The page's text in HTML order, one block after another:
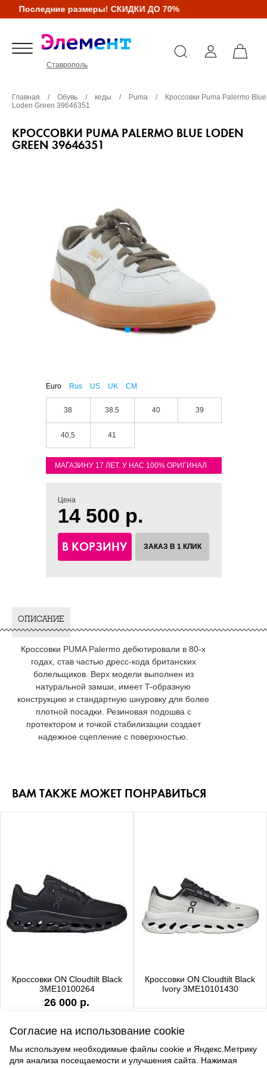
Последние размеры! СКИДКИ ДО 70%
Ставрополь
Главная / Обувь / кеды / Puma /
Кроссовки Puma Palermo Blue
Loden Green 39646351
КРОССОВКИ PUMA PALERMO BLUE LODEN
GREEN 39646351
Euro Rus US UK CM
38 38.5 40 39
40,5 41
МАГАЗИНУ 17 ЛЕТ. У НАС 100% ОРИГИНАЛ
Цена
14 500 р.
В КОРЗИНУ ЗАКАЗ В 1 КЛИК
ОПИСАНИЕ
Кроссовки PUMA Palermo дебютировали в 80-х
годах, став частью дресс-кода британских
болельщиков. Верх модели выполнен из
натуральной замши, имеет T-образную
конструкцию и стандартную шнуровку для более
плотной посадки. Резиновая подошва с
протектором и точкой стабилизации создает
надежное сцепление с поверхностью.
ВАМ ТАКЖЕ МОЖЕТ ПОНРАВИТЬСЯ
Кроссовки ON Cloudtilt Black
3ME10100264
26 000 р.
Кроссовки ON Cloudtilt Black
Ivory 3ME10101430
Согласие на использование cookie
Мы используем необходимые файлы cookie и Яндекс.Метрику
для анализа посещаемости и улучшения сайта. Нажимая